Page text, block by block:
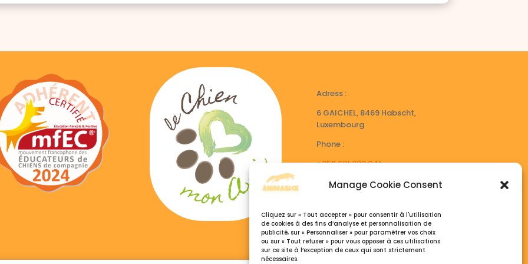
Manage Cookie Consent
Cliquez sur « Tout accepter » pour consentir à l'utilisation
de cookies à des fins d’analyse et personnalisation de
publicité, sur « Personnaliser » pour paramétrer vos choix
ou sur « Tout refuser » pour vous opposer à ces utilisations
sur ce site à l’exception de ceux qui sont strictement
nécessaires.
21,90 €.21,85 €.
16,90 €.13,51 €.
Adress :
6 GAICHEL, 8469 Habscht,
Luxembourg
Phone :
+352 691 333 041
+32 495 77 26 07
Du Lundi au Samedi, 9h30 – 18:30